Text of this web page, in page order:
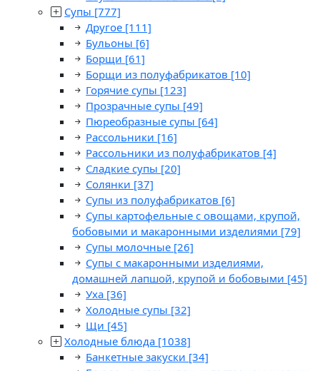
Супы [777]
Другое [111]
Бульоны [6]
Борщи [61]
Борщи из полуфабрикатов [10]
Горячие супы [123]
Прозрачные супы [49]
Пюреобразные супы [64]
Рассольники [16]
Рассольники из полуфабрикатов [4]
Сладкие супы [20]
Солянки [37]
Супы из полуфабрикатов [6]
Супы картофельные с овощами, крупой,
бобовыми и макаронными изделиями [79]
Супы молочные [26]
Супы с макаронными изделиями,
домашней лапшой, крупой и бобовыми [45]
Уха [36]
Холодные супы [32]
Щи [45]
Холодные блюда [1038]
Банкетные закуски [34]